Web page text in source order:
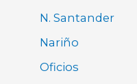
N. Santander
Nariño
Oficios